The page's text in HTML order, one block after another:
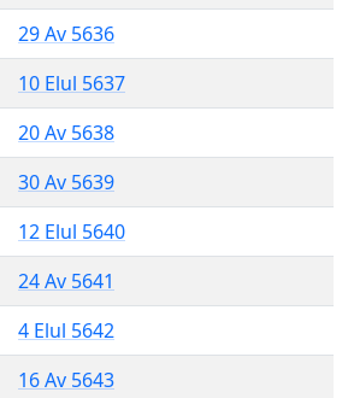
29 Av 5636
10 Elul 5637
20 Av 5638
30 Av 5639
12 Elul 5640
24 Av 5641
4 Elul 5642
16 Av 5643